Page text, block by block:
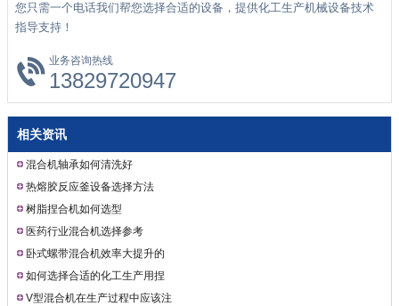
您只需一个电话我们帮您选择合适的设备，提供化工生产机械设备技术
指导支持！
业务咨询热线
13829720947
相关资讯
混合机轴承如何清洗好
热熔胶反应釜设备选择方法
树脂捏合机如何选型
医药行业混合机选择参考
卧式螺带混合机效率大提升的
秘密
如何选择合适的化工生产用捏
合机
V型混合机在生产过程中应该注